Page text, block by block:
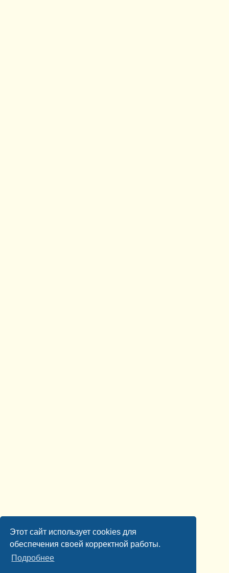
Этот сайт использует cookies для
обеспечения своей корректной работы.
Подробнее